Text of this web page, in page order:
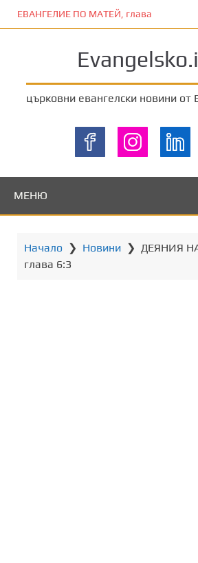
ЕВАНГЕЛИЕ ПО МАТЕЙ, глава 5:17-20
църковни евангелски новини от
МЕНЮ
Начало ❯ Новини ❯ ДЕЯНИЯ
глава 6:3